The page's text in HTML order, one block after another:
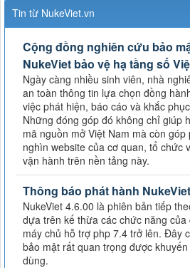
Tin từ NukeViet.vn
Cộng đồng nghiên cứu bảo
NukeViet bảo vệ hạ tầng số
Ngày càng nhiều sinh viên, nhà
an toàn thông tin lựa chọn đồng
việc phát hiện, báo cáo và khắc
Những đóng góp đó không chỉ giúp
mã nguồn mở Việt Nam mà còn góp
nghìn website của cơ quan, tổ chức
vận hành trên nền tảng này.
Thông báo phát hành
NukeViet 4.6.00 là phiên bản tiếp
dựa trên kế thừa các chức năng của
máy chủ hỗ trợ php 7.4 trở lên. Đây
bảo mật rất quan trọng được
dùng.